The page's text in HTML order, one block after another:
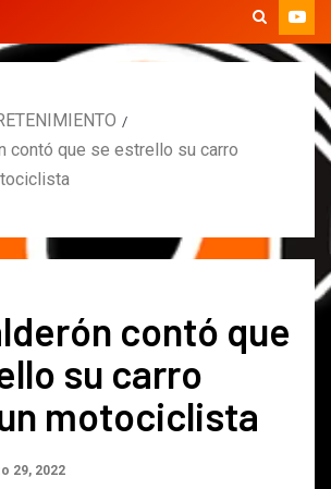
contó que se estrello su carro
contó que
su carro
motociclista
29, 2022